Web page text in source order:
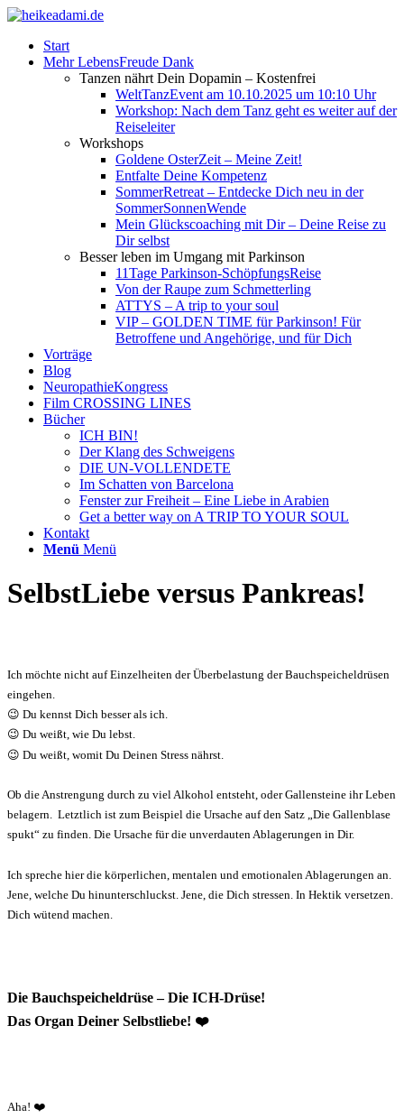
Start
Mehr LebensFreude Dank
Tanzen nährt Dein Dopamin – Kostenfrei
WeltTanzEvent am 10.10.2025 um 10:10 Uhr
Workshop: Nach dem Tanz geht es weiter auf der
Reiseleiter
Workshops
Goldene OsterZeit – Meine Zeit!
Entfalte Deine Kompetenz
SommerRetreat – Entdecke Dich neu in der
SommerSonnenWende
Mein Glückscoaching mit Dir – Deine Reise zu
Dir selbst
Besser leben im Umgang mit Parkinson
11Tage Parkinson-SchöpfungsReise
Von der Raupe zum Schmetterling
ATTYS – A trip to your soul
VIP – GOLDEN TIME für Parkinson! Für
Betroffene und Angehörige, und für Dich
Vorträge
Blog
NeuropathieKongress
Film CROSSING LINES
Bücher
ICH BIN!
Der Klang des Schweigens
DIE UN-VOLLENDETE
Im Schatten von Barcelona
Fenster zur Freiheit – Eine Liebe in Arabien
Get a better way on A TRIP TO YOUR SOUL
Kontakt
Menü Menü
SelbstLiebe versus Pankreas!
Ich möchte nicht auf Einzelheiten der Überbelastung der Bauchspeicheldrüsen
eingehen.
😉 Du kennst Dich besser als ich.
😉 Du weißt, wie Du lebst.
😉 Du weißt, womit Du Deinen Stress nährst.
Ob die Anstrengung durch zu viel Alkohol entsteht, oder Gallensteine ihr Leben
belagern. Letztlich ist zum Beispiel die Ursache auf den Satz „Die Gallenblase
spukt“ zu finden. Die Ursache für die unverdauten Ablagerungen in Dir.
Ich spreche hier die körperlichen, mentalen und emotionalen Ablagerungen an.
Jene, welche Du hinunterschluckst. Jene, die Dich stressen. In Hektik versetzen.
Dich wütend machen.
Die Bauchspeicheldrüse – Die ICH-Drüse!
Das Organ Deiner Selbstliebe! ❤️
Aha! ❤️